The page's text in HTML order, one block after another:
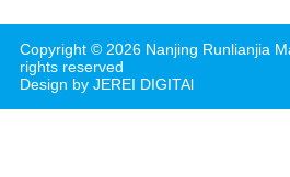
Copyright © 2026 Nanjing Runlianjia
rights reserved
Design by JEREI DIGITAl